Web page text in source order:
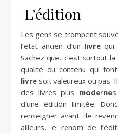
L’édition
Les gens se trompent
l’état ancien d’un livrequi
Sachez que, c’est surtout
qualité du contenu qui
livre soit valeureux ou pas.
des livres plus modernes
d’une édition limitée.
renseigner avant de
ailleurs, le renom de